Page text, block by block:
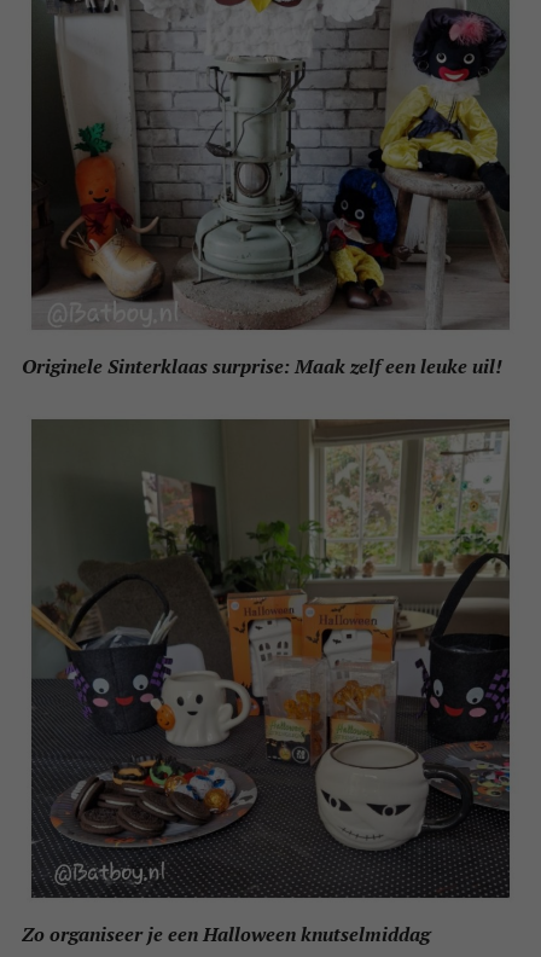
Originele Sinterklaas surprise: Maak zelf een leuke uil!
Zo organiseer je een Halloween knutselmiddag